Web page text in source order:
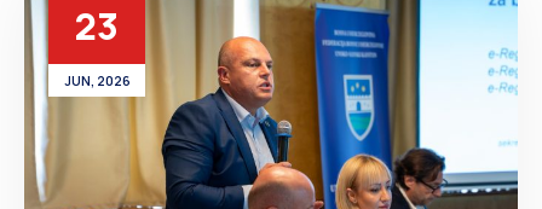
23
JUN, 2026